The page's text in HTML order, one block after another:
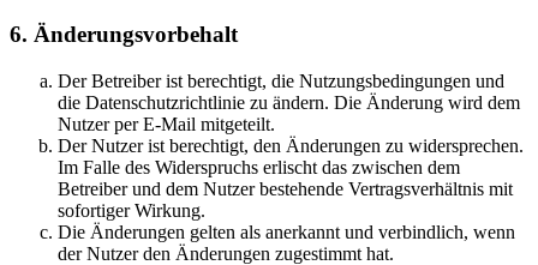
6. Änderungsvorbehalt
Der Betreiber ist berechtigt, die Nutzungsbedingungen und
die Datenschutzrichtlinie zu ändern. Die Änderung wird dem
Nutzer per E-Mail mitgeteilt.
Der Nutzer ist berechtigt, den Änderungen zu widersprechen.
Im Falle des Widerspruchs erlischt das zwischen dem
Betreiber und dem Nutzer bestehende Vertragsverhältnis mit
sofortiger Wirkung.
Die Änderungen gelten als anerkannt und verbindlich, wenn
der Nutzer den Änderungen zugestimmt hat.